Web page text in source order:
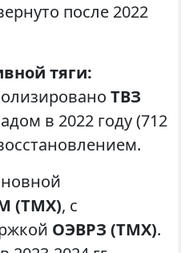
после 2022
тяги:
ТВЗ
в 2022 году (712
(ТМХ), с
ОЭВРЗ (ТМХ).